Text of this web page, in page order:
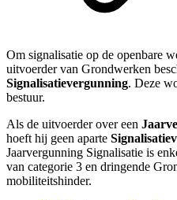
Om signalisatie op de openbare
uitvoerder van Grondwerken
Signalisatievergunning. Deze
bestuur.
Als de uitvoerder over een
hoeft hij geen aparte
Jaarvergunning Signalisatie is
van categorie 3 en dringende
mobiliteitshinder.